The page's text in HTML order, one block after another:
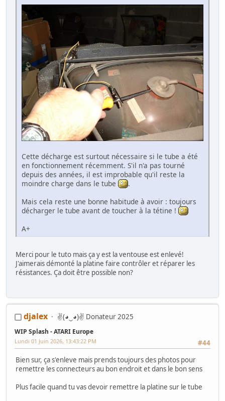
Cette décharge est surtout nécessaire si le tube a été
en fonctionnement récemment. S'il n'a pas tourné
depuis des années, il est improbable qu'il reste la
moindre charge dans le tube
.
Mais cela reste une bonne habitude à avoir : toujours
décharger le tube avant de toucher à la tétine !
A+
Merci pour le tuto mais ça y est la ventouse est enlevé!
J'aimerais démonté la platine faire contrôler et réparer les
résistances. Ça doit être possible non?
djalex ✌(◕‿◕)✌ Donateur 2025
WIP Splash - ATARI Europe
#44
Lundi 01 Juin 2026, 13:43:22 PM
Bien sur, ça s'enleve mais prends toujours des photos pour
remettre les connecteurs au bon endroit et dans le bon sens
Plus facile quand tu vas devoir remettre la platine sur le tube